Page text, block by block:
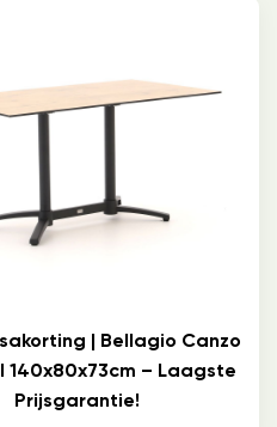
| Bellagio Canzo
140x80x73cm – Laagste
Prijsgarantie!